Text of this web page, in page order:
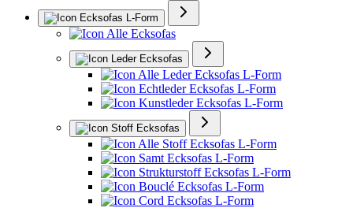
Ecksofas L-Form
Alle Ecksofas
Leder Ecksofas
Alle Leder Ecksofas L-Form
Echtleder Ecksofas L-Form
Kunstleder Ecksofas L-Form
Stoff Ecksofas
Alle Stoff Ecksofas L-Form
Samt Ecksofas L-Form
Strukturstoff Ecksofas L-Form
Bouclé Ecksofas L-Form
Cord Ecksofas L-Form